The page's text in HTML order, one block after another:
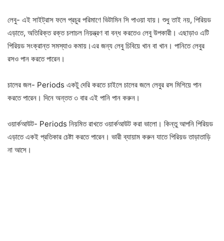
লেবু- এই সাইট্রাস ফলে প্রচুর পরিমাণে ভিটামিন সি পাওয়া যায়। শুধু তাই নয়, পিরিয়ড
এড়াতে, অতিরিক্ত রক্ত ​​চলাচল নিয়ন্ত্রণ বা বন্ধ করতেও লেবু উপকারী। এছাড়াও এটি
পিরিয়ড সংক্রান্ত সমস্যাও কমায়।এর জন্য লেবু চিবিয়ে খান বা খান। পানিতে লেবুর
রসও পান করতে পারেন।
চালের জল- Periods একটু দেরি করতে চাইলে চালের জলে লেবুর রস মিশিয়ে পান
করতে পারেন। দিনে অন্তত ৩ বার এই পানি পান করুন।
ওয়ার্কআউট- Periods নিয়মিত রাখতে ওয়ার্কআউট করা ভালো। কিন্তু আপনি পিরিয়ড
এড়াতে একই প্রতিকার চেষ্টা করতে পারেন। ভারী ব্যায়াম করুন যাতে পিরিয়ড তাড়াতাড়ি
না আসে।